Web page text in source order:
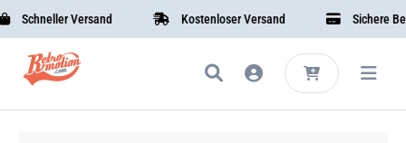
Schneller Versand Kostenloser Versand Sichere